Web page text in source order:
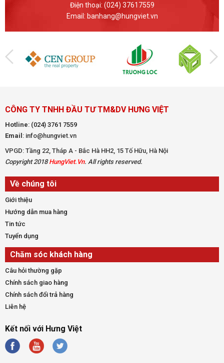
Điện thoại: (024) 37617559
Email: banhang@hungviet.vn
CÔNG TY TNHH ĐẦU TƯ TM&DV HƯNG VIỆT
Hotline: (024) 3761 7559
Email : info@hungviet.vn
VPGD: Tầng 22, Tháp A - Bắc Hà HH2, 15 Tố Hữu, Hà Nội
Copyright 2018HungViet.Vn. All rights reserved.
Về chúng tôi
Giới thiệu
Hướng dẫn mua hàng
Tin tức
Tuyển dụng
Chăm sóc khách hàng
Câu hỏi thường gặp
Chính sách giao hàng
Chính sách đổi trả hàng
Liên hệ
Kết nối với Hưng Việt